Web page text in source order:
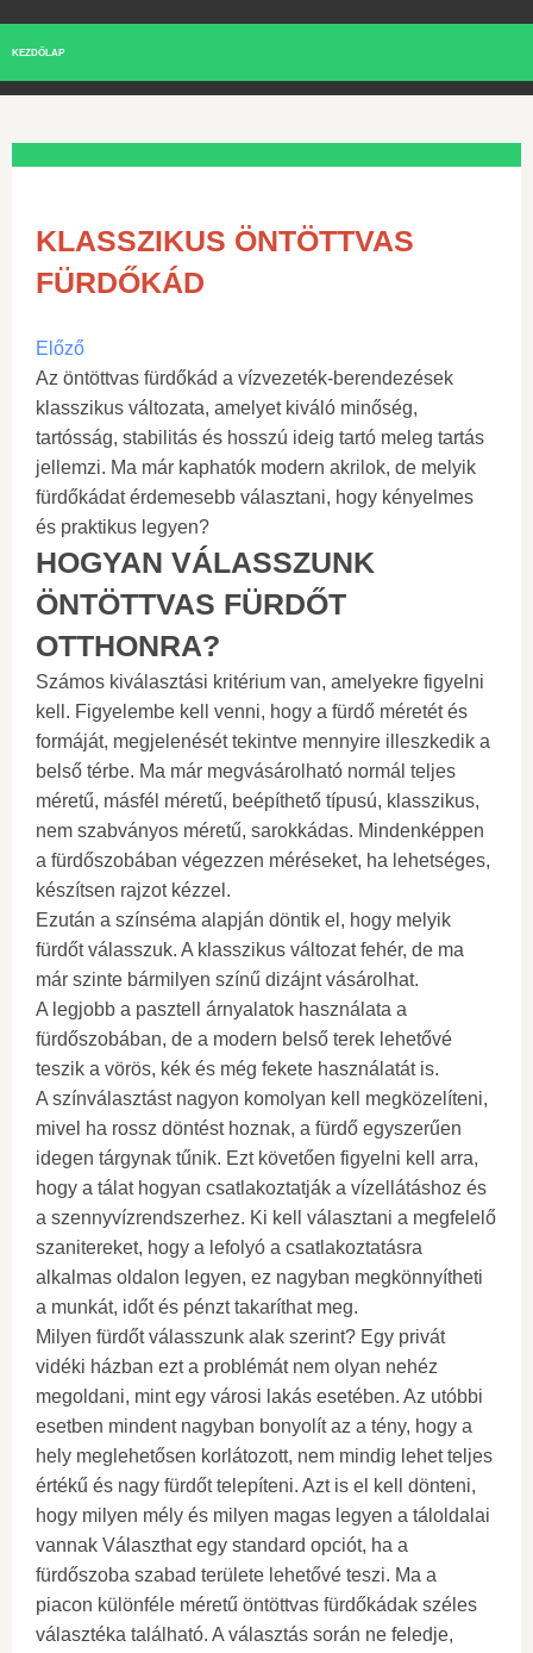
KEZDŐLAP
KLASSZIKUS ÖNTÖTTVAS
FÜRDŐKÁD
Előző
Az öntöttvas fürdőkád a vízvezeték-berendezések
klasszikus változata, amelyet kiváló minőség,
tartósság, stabilitás és hosszú ideig tartó meleg tartás
jellemzi. Ma már kaphatók modern akrilok, de melyik
fürdőkádat érdemesebb választani, hogy kényelmes
és praktikus legyen?
HOGYAN VÁLASSZUNK
ÖNTÖTTVAS FÜRDŐT
OTTHONRA?
Számos kiválasztási kritérium van, amelyekre figyelni
kell. Figyelembe kell venni, hogy a fürdő méretét és
formáját, megjelenését tekintve mennyire illeszkedik a
belső térbe. Ma már megvásárolható normál teljes
méretű, másfél méretű, beépíthető típusú, klasszikus,
nem szabványos méretű, sarokkádas. Mindenképpen
a fürdőszobában végezzen méréseket, ha lehetséges,
készítsen rajzot kézzel.
Ezután a színséma alapján döntik el, hogy melyik
fürdőt válasszuk. A klasszikus változat fehér, de ma
már szinte bármilyen színű dizájnt vásárolhat.
A legjobb a pasztell árnyalatok használata a
fürdőszobában, de a modern belső terek lehetővé
teszik a vörös, kék és még fekete használatát is.
A színválasztást nagyon komolyan kell megközelíteni,
mivel ha rossz döntést hoznak, a fürdő egyszerűen
idegen tárgynak tűnik. Ezt követően figyelni kell arra,
hogy a tálat hogyan csatlakoztatják a vízellátáshoz és
a szennyvízrendszerhez. Ki kell választani a megfelelő
szanitereket, hogy a lefolyó a csatlakoztatásra
alkalmas oldalon legyen, ez nagyban megkönnyítheti
a munkát, időt és pénzt takaríthat meg.
Milyen fürdőt válasszunk alak szerint? Egy privát
vidéki házban ezt a problémát nem olyan nehéz
megoldani, mint egy városi lakás esetében. Az utóbbi
esetben mindent nagyban bonyolít az a tény, hogy a
hely meglehetősen korlátozott, nem mindig lehet teljes
értékű és nagy fürdőt telepíteni. Azt is el kell dönteni,
hogy milyen mély és milyen magas legyen a táloldalai
vannak Választhat egy standard opciót, ha a
fürdőszoba szabad területe lehetővé teszi. Ma a
piacon különféle méretű öntöttvas fürdőkádak széles
választéka található. A választás során ne feledje,